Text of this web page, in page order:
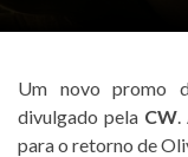
Um novo promo
divulgado pela CW.
para o retorno de